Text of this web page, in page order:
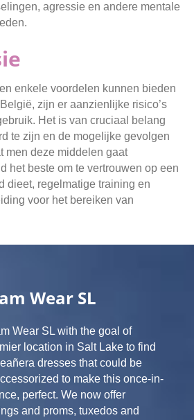
agressie en andere mentale
enkele voordelen kunnen bieden
zijn er aanzienlijke risico’s
Het is van cruciaal belang
te zijn en de mogelijke gevolgen
men deze middelen gaat
het beste om te vertrouwen op een
dieet, regelmatige training en
voor het bereiken van
Wear SL
Wear SL with the goal of
location in Salt Lake to find
dresses that could be
to make this once-in-
perfect. We now offer
and proms, tuxedos and